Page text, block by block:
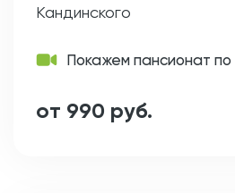
Кандинского
Покажем пансионат по
от 990 руб.